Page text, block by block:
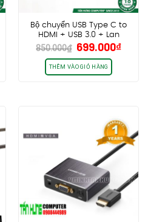
Bộ chuyển USB Type C to
HDMI + USB 3.0 + Lan
Gigabit Ugreen 20934
CM475
850.000₫ Giá
gốc
là:
850.000₫.
699.000₫Giá
THÊM VÀO GIỎ HÀNG